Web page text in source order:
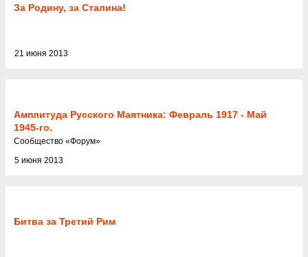
За Родину, за Сталина!
21 июня 2013
Амплитуда Русского Маятника: Февраль 1917 - Май
1945-го.
5 июня 2013
Cообщество «Форум»
Битва за Третий Рим